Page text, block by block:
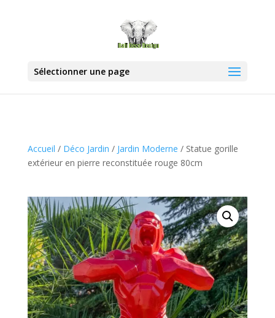
Sélectionner une page
Accueil / Déco Jardin / Jardin Moderne / Statue gorille
extérieur en pierre reconstituée rouge 80cm